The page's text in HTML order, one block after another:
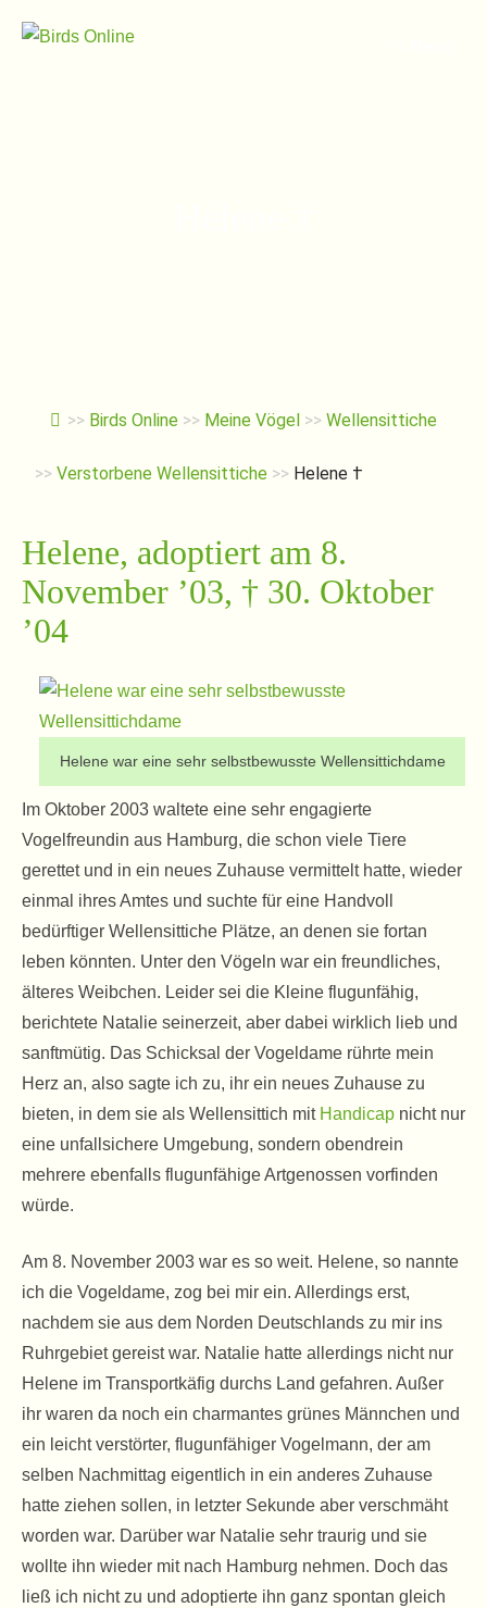
zum
>> Birds Online >> Meine Vögel >> Wellensittiche
>> Verstorbene Wellensittiche >> Helene †
Helene, adoptiert am 8.
November ’03, † 30. Oktober
’04
Helene war eine sehr selbstbewusste Wellensittichdame
Im Oktober 2003 waltete eine sehr engagierte
Vogelfreundin aus Hamburg, die schon viele Tiere
gerettet und in ein neues Zuhause vermittelt hatte, wieder
einmal ihres Amtes und suchte für eine Handvoll
bedürftiger Wellensittiche Plätze, an denen sie fortan
leben könnten. Unter den Vögeln war ein freundliches,
älteres Weibchen. Leider sei die Kleine flugunfähig,
berichtete Natalie seinerzeit, aber dabei wirklich lieb und
sanftmütig. Das Schicksal der Vogeldame rührte mein
Herz an, also sagte ich zu, ihr ein neues Zuhause zu
bieten, in dem sie als Wellensittich mit Handicap nicht nur
eine unfallsichere Umgebung, sondern obendrein
mehrere ebenfalls flugunfähige Artgenossen vorfinden
würde.
Am 8. November 2003 war es so weit. Helene, so nannte
ich die Vogeldame, zog bei mir ein. Allerdings erst,
nachdem sie aus dem Norden Deutschlands zu mir ins
Ruhrgebiet gereist war. Natalie hatte allerdings nicht nur
Helene im Transportkäfig durchs Land gefahren. Außer
ihr waren da noch ein charmantes grünes Männchen und
ein leicht verstörter, flugunfähiger Vogelmann, der am
selben Nachmittag eigentlich in ein anderes Zuhause
hatte ziehen sollen, in letzter Sekunde aber verschmäht
worden war. Darüber war Natalie sehr traurig und sie
wollte ihn wieder mit nach Hamburg nehmen. Doch das
ließ ich nicht zu und adoptierte ihn ganz spontan gleich